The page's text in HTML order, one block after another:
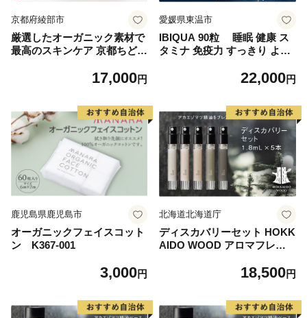
京都府綾部市
厳選したオーガニック素材で
最高のスキンケア 京都ちどり
ム「スクレ ドゥ マイコ」30
どりや［BSCJ002］
17,000円
愛媛県東温市
IBIQUA 90粒 睡眠 健康 ス
タミナ 免疫力 すっきり よく
食品 睡眠改善 睡眠助ける 生
22,000円
鹿児島県鹿児島市
オーガニックフェイスコット
ン K367-001
3,000円
北海道北海道庁
ディスカバリーセット HOKK
AIDO WOOD アロマフレグ
然 エッセンシャルオイル ギ
18,500円